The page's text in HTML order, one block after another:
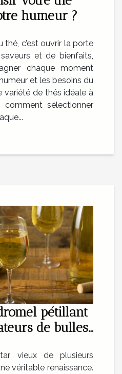
humeur ?
c’est ouvrir la porte
et de bienfaits,
chaque moment
et les besoins du
variété de thés idéale à
comment sélectionner
pétillant
de bulles
vieux de plusieurs
véritable renaissance.